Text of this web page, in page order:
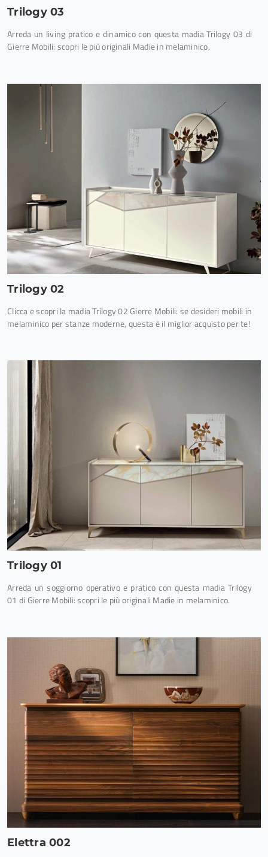
Trilogy 03
Arreda un living pratico e dinamico con questa madia Trilogy 03 di
Gierre Mobili: scopri le più originali Madie in melaminico.
Trilogy 02
Clicca e scopri la madia Trilogy 02 Gierre Mobili: se desideri mobili in
melaminico per stanze moderne, questa è il miglior acquisto per te!
Trilogy 01
Arreda un soggiorno operativo e pratico con questa madia Trilogy
01 di Gierre Mobili: scopri le più originali Madie in melaminico.
Elettra 002